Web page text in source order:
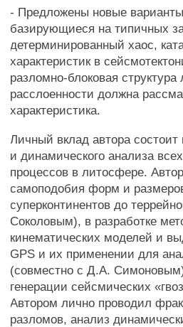
- Предложены новые
базирующиеся на типичных
детерминированный хаос,
характеристик в
разломно-блоковая
расслоенности должна
характеристика.
Личный вклад автора
и динамического анализа
процессов в литосфере.
самоподобия форм и
суперконтинентов до
Соколовым), в разработке
кинематических моделей и
GPS и их применении для
(совместно с Д.А.
генерации сейсмических
Автором лично проводил
разломов, анализ